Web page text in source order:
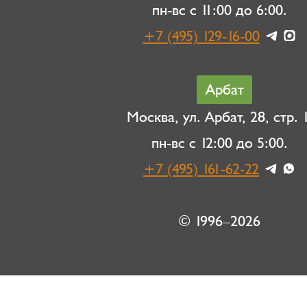
пн-вс с 11:00 до 6:00.
+7 (495) 129-16-00
Арбат
Москва, ул. Арбат, 28, стр.
пн-вс с 12:00 до 5:00.
+7 (495) 161-62-22
© 1996–2026